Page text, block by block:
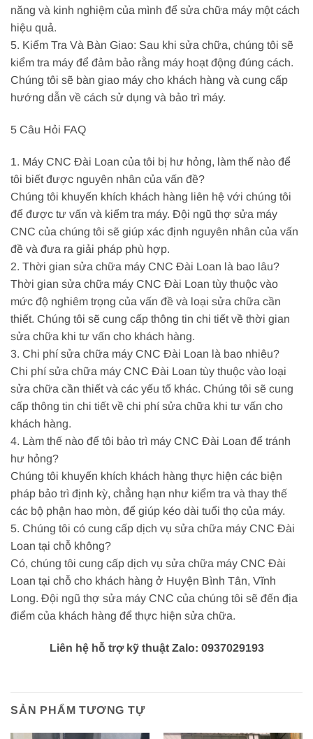
năng và kinh nghiệm của mình để sửa chữa máy một cách
hiệu quả.
5. Kiểm Tra Và Bàn Giao: Sau khi sửa chữa, chúng tôi sẽ
kiểm tra máy để đảm bảo rằng máy hoạt động đúng cách.
Chúng tôi sẽ bàn giao máy cho khách hàng và cung cấp
hướng dẫn về cách sử dụng và bảo trì máy.
5 Câu Hỏi FAQ
1. Máy CNC Đài Loan của tôi bị hư hỏng, làm thế nào để
tôi biết được nguyên nhân của vấn đề?
Chúng tôi khuyến khích khách hàng liên hệ với chúng tôi
để được tư vấn và kiểm tra máy. Đội ngũ thợ sửa máy
CNC của chúng tôi sẽ giúp xác định nguyên nhân của vấn
đề và đưa ra giải pháp phù hợp.
2. Thời gian sửa chữa máy CNC Đài Loan là bao lâu?
Thời gian sửa chữa máy CNC Đài Loan tùy thuộc vào
mức độ nghiêm trọng của vấn đề và loại sửa chữa cần
thiết. Chúng tôi sẽ cung cấp thông tin chi tiết về thời gian
sửa chữa khi tư vấn cho khách hàng.
3. Chi phí sửa chữa máy CNC Đài Loan là bao nhiêu?
Chi phí sửa chữa máy CNC Đài Loan tùy thuộc vào loại
sửa chữa cần thiết và các yếu tố khác. Chúng tôi sẽ cung
cấp thông tin chi tiết về chi phí sửa chữa khi tư vấn cho
khách hàng.
4. Làm thế nào để tôi bảo trì máy CNC Đài Loan để tránh
hư hỏng?
Chúng tôi khuyến khích khách hàng thực hiện các biện
pháp bảo trì định kỳ, chẳng hạn như kiểm tra và thay thế
các bộ phận hao mòn, để giúp kéo dài tuổi thọ của máy.
5. Chúng tôi có cung cấp dịch vụ sửa chữa máy CNC Đài
Loan tại chỗ không?
Có, chúng tôi cung cấp dịch vụ sửa chữa máy CNC Đài
Loan tại chỗ cho khách hàng ở Huyện Bình Tân, Vĩnh
Long. Đội ngũ thợ sửa máy CNC của chúng tôi sẽ đến địa
điểm của khách hàng để thực hiện sửa chữa.
Liên hệ hỗ trợ kỹ thuật Zalo: 0937029193
SẢN PHẨM TƯƠNG TỰ